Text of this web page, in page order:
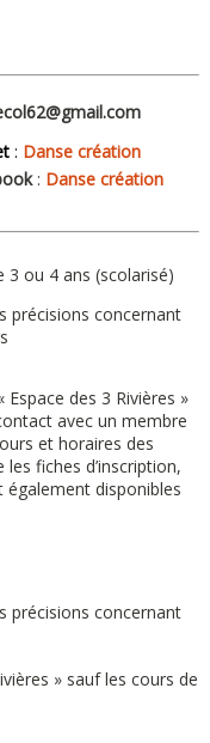
: Danse création
: Danse création
3 ou 4 ans (scolarisé)
précisions concernant
Espace des 3 Rivières »
avec un membre
et horaires des
fiches d’inscription,
également disponibles
précisions concernant
» sauf les cours de